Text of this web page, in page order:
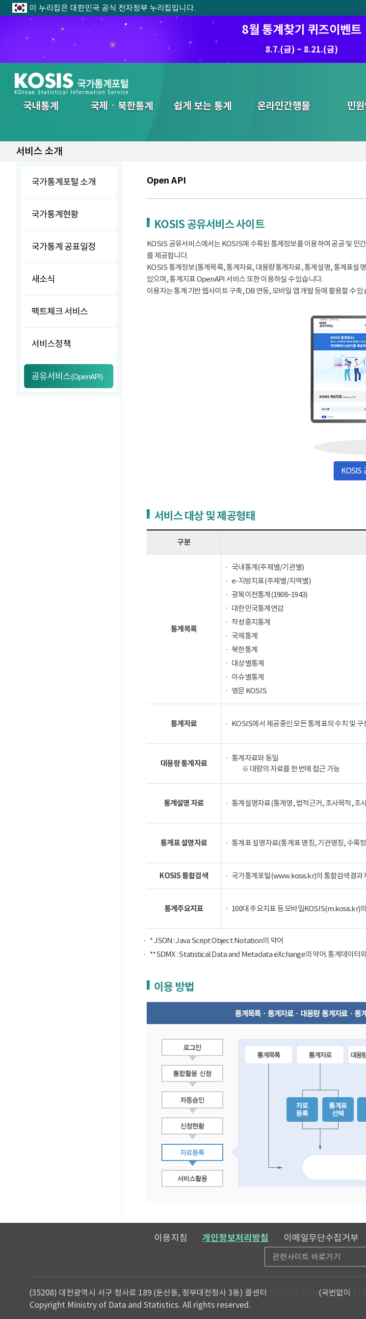
이 누리집은 대한민국 공식 전자정부 누리집입니다.
8월 통계찾기 퀴즈이벤트
8.7.(금) ~ 8.21.(금)
국내통계 국제ㆍ북한통계 쉽게 보는 통계 온라인간행물 민
서비스 소개
국가통계포털 소개
국가통계현황
국가통계 공표일정
새소식
팩트체크 서비스
서비스정책
공유서비스(OpenAPI)
Open API
KOSIS 공유서비스 사이트
KOSIS 공유서비스에서는 KOSIS에 수록된 통계정보를 이용하여 공공 및
를 제공합니다.
KOSIS 통계정보(통계목록, 통계자료, 대용량통계자료, 통계설명, 통계표설
있으며, 통계지표 OpenAPI 서비스 또한 이용하실 수 있습니다.
이용자는 통계 기반 웹사이트 구축, DB 연동, 모바일 앱 개발 등에 활용할 수 있
KOSIS
서비스 대상 및 제공형태
구분
통계목록
국내통계(주제별/기관별)
e-지방지표(주제별/지역별)
광복이전통계(1908~1943)
대한민국통계연감
작성중지통계
국제통계
북한통계
대상별통계
이슈별통계
영문 KOSIS
통계자료 KOSIS에서 제공중인 모든 통계표의 수치 및
대용량 통계자료
통계자료와 동일
※ 대량의 자료를 한 번에 접근 가능
통계설명 자료 통계설명자료(통계명, 법적근거, 조사목적, 조
통계표 설명자료 통계표 설명자료(통계표 명칭, 기관명칭, 수록
KOSIS 통합검색 국가통계포털(www.kosis.kr)의 통합검색결과
통계주요지표 100대 주요지표 등 모바일KOSIS(m.kosis.kr)
* JSON : Java Script Object Notation의 약어
**SDMX : Statistical Data and Metadata eXchange의 약어. 통계데이터
이용 방법
이용지침 개인정보처리방침 이메일무단수집거부
관련사이트 바로가기
(35208) 대전광역시 서구 청사로 189 (둔산동, 정부대전청사 3동) 콜센터 (국번없이
Copyright Ministry of Data and Statistics. All rights reserved.